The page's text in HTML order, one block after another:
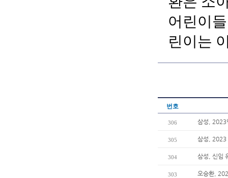
어린이
린이는
번호
306 삼성, 2023
305 삼성, 2023
304 삼성, 신임
303 오승환,